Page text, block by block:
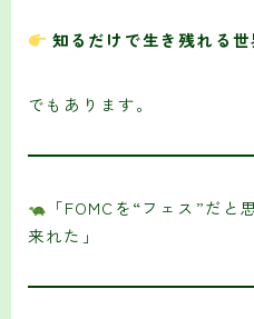
知るだけで生き残れる世
でもあります。
「FOMCを“フェス”だ
来れた」